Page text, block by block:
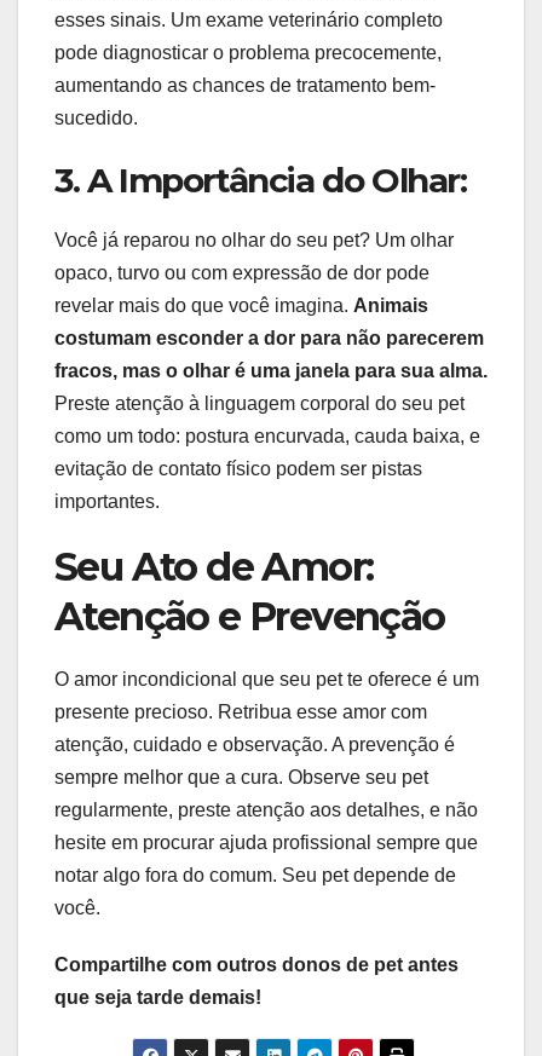
esses sinais. Um exame veterinário completo
pode diagnosticar o problema precocemente,
aumentando as chances de tratamento bem-
sucedido.
3. A Importância do Olhar:
Você já reparou no olhar do seu pet? Um olhar
opaco, turvo ou com expressão de dor pode
revelar mais do que você imagina. Animais
costumam esconder a dor para não parecerem
fracos, mas o olhar é uma janela para sua alma.
Preste atenção à linguagem corporal do seu pet
como um todo: postura encurvada, cauda baixa, e
evitação de contato físico podem ser pistas
importantes.
Seu Ato de Amor:
Atenção e Prevenção
O amor incondicional que seu pet te oferece é um
presente precioso. Retribua esse amor com
atenção, cuidado e observação. A prevenção é
sempre melhor que a cura. Observe seu pet
regularmente, preste atenção aos detalhes, e não
hesite em procurar ajuda profissional sempre que
notar algo fora do comum. Seu pet depende de
você.
Compartilhe com outros donos de pet antes
que seja tarde demais!